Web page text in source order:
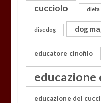
cucciolo dieta
disc dog dog
educatore cinofilo
educazione
educazione del